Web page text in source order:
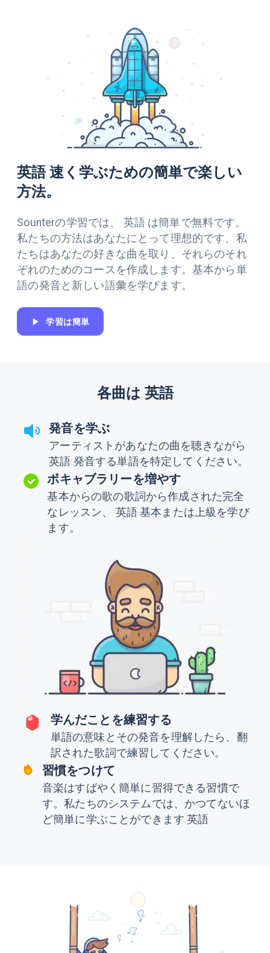
英語 速く学ぶための簡単で楽しい
方法。
Sounterの学習では、 英語 は簡単で無料です。
私たちの方法はあなたにとって理想的です、私
たちはあなたの好きな曲を取り、それらのそれ
ぞれのためのコースを作成します。基本から単
語の発音と新しい語彙を学びます。
学習は簡単
各曲は 英語
発音を学ぶ
アーティストがあなたの曲を聴きながら
英語 発音する単語を特定してください。
ボキャブラリーを増やす
基本からの歌の歌詞から作成された完全
なレッスン、 英語 基本または上級を学び
ます。
学んだことを練習する
単語の意味とその発音を理解したら、翻
訳された歌詞で練習してください。
習慣をつけて
音楽はすばやく簡単に習得できる習慣で
す。私たちのシステムでは、かつてないほ
ど簡単に学ぶことができます 英語